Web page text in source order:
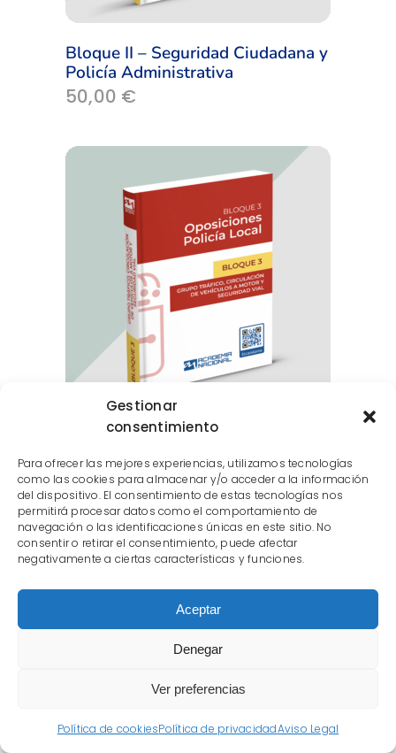
Gestionar
consentimiento
Para ofrecer las mejores experiencias, utilizamos tecnologías
como las cookies para almacenar y/o acceder a la información
del dispositivo. El consentimiento de estas tecnologías nos
permitirá procesar datos como el comportamiento de
navegación o las identificaciones únicas en este sitio. No
consentir o retirar el consentimiento, puede afectar
negativamente a ciertas características y funciones.
Aceptar
Denegar
Ver preferencias
Política de cookiesPolítica de privacidadAviso Legal
Bloque II – Seguridad Ciudadana y
Policía Administrativa
50,00 €
vehículos a motor y Seguridad vial
50,00€